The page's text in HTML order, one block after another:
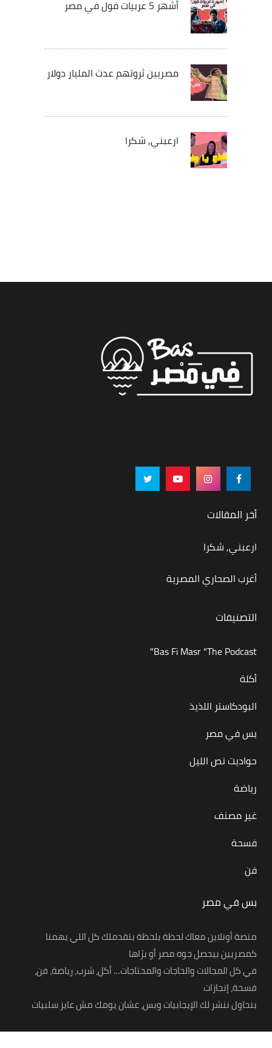
أشهر 5 عربيات فول في مصر
مصريين ثروتهم عدت المليار دولار
ارعبني, شكرا
أخر المقالات
ارعبني, شكرا
أغرب الصحاري المصرية
التصنيفات
Bas Fi Masr "The Podcast"
أكلة
البودكاستر اللذيذ
بس في مصر
حواديت نص الليل
رياضة
غير مصنف
فسحة
فن
بس في مصر
منصة أونلاين معاك لحظة بلحظة بتقدملك كل اللي يهمنا
كمصريين بيحصل جوه مصر أو برّاها
في كل المجالات والحاجات والمحتاجات… أكل، شرب، رياضة، فن،
فسحة، إنجازات
بنحاول ننشر لك الإيجابيات وبس، عشان يومك مش عايز سلبيات